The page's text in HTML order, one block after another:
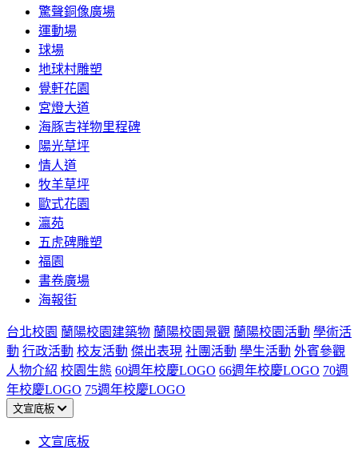
驚聲銅像廣場
運動場
球場
地球村雕塑
覺軒花園
宮燈大道
海豚吉祥物里程碑
陽光草坪
情人道
牧羊草坪
歐式花園
瀛苑
五虎碑雕塑
福園
書卷廣場
海報街
台北校園 蘭陽校園建築物 蘭陽校園景觀 蘭陽校園活動 學術活
動 行政活動 校友活動 傑出表現 社團活動 學生活動 外賓參觀
人物介紹 校園生態 60週年校慶LOGO 66週年校慶LOGO 70週
年校慶LOGO 75週年校慶LOGO
文宣底板
文宣底板